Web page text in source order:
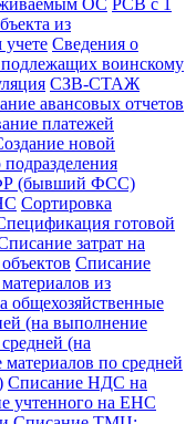
ОС РСВ с 1
из
Сведения о
воинскому
СЗВ-СТАЖ
авансовых отчетов
платежей
новой
(бывший ФСС)
Сортировка
готовой
затрат на
Списание
из
общехозяйственные
(на выполнение
(на
по средней
Списание НДС на
учтенного на ЕНС